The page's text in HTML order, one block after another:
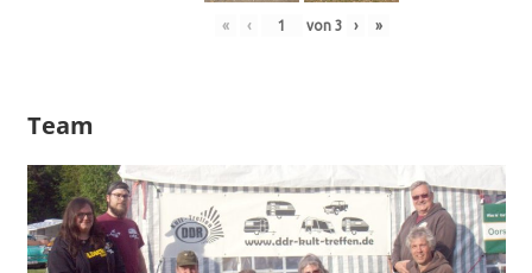
« ‹ von 3 › »
Team